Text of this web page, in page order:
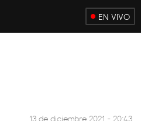
EN VIVO
13 de diciembre 2021 - 20:43